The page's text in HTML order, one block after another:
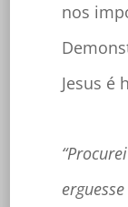
nos
Jesus é